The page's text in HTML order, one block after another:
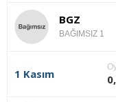
BGZ
BAĞIMSIZ 1
1 Kasım